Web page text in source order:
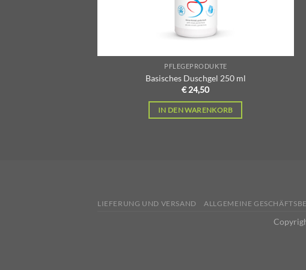
PFLEGEPRODUKTE
Basisches Duschgel 250 ml
€ 24,50
IN DEN WARENKORB
LIEFERUNG UND VERSAND ALLGEMEINE